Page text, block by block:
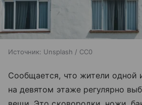
Источник: Unsplash / CC0
Сообщается, что жители одной
на девятом этаже регулярно